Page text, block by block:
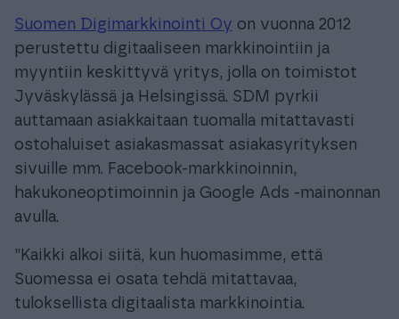
Suomen Digimarkkinointi Oy on vuonna 2012
perustettu digitaaliseen markkinointiin ja
myyntiin keskittyvä yritys, jolla on toimistot
Jyväskylässä ja Helsingissä. SDM pyrkii
auttamaan asiakkaitaan tuomalla mitattavasti
ostohaluiset asiakasmassat asiakasyrityksen
sivuille mm. Facebook-markkinoinnin,
hakukoneoptimoinnin ja Google Ads -mainonnan
avulla.
”Kaikki alkoi siitä, kun huomasimme, että
Suomessa ei osata tehdä mitattavaa,
tuloksellista digitaalista markkinointia.